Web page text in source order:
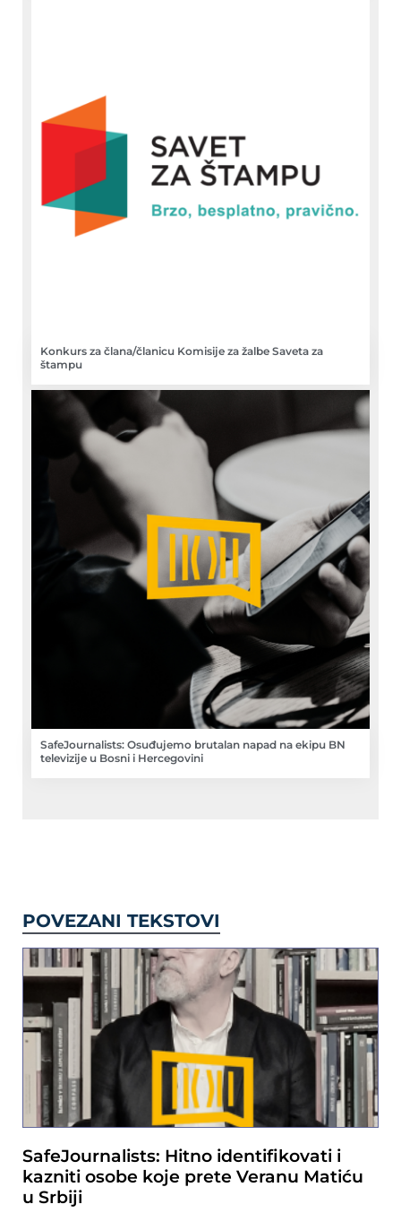
Konkurs za člana/članicu Komisije za žalbe Saveta za
štampu
SafeJournalists: Osuđujemo brutalan napad na ekipu BN
televizije u Bosni i Hercegovini
POVEZANI TEKSTOVI
SafeJournalists: Hitno identifikovati i
kazniti osobe koje prete Veranu Matiću
u Srbiji